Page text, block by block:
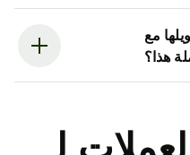
مع
هذا؟